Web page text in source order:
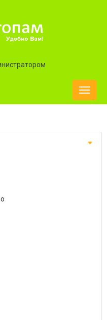
Toggle